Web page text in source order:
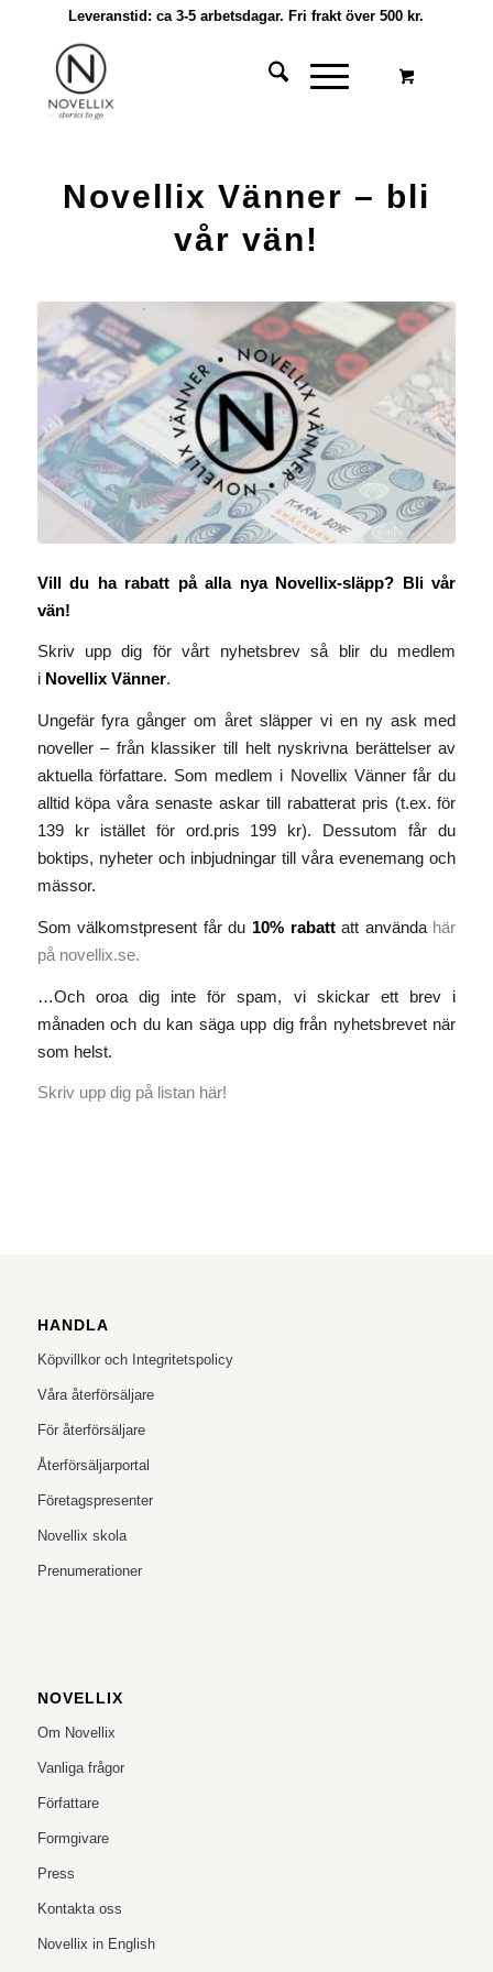
Leveranstid: ca 3-5 arbetsdagar. Fri frakt över 500 kr.
Novellix Vänner – bli
vår vän!
Vill du ha rabatt på alla nya Novellix-släpp? Bli vår
vän!
Skriv upp dig för vårt nyhetsbrev så blir du medlem
i Novellix Vänner.
Ungefär fyra gånger om året släpper vi en ny ask med
noveller – från klassiker till helt nyskrivna berättelser av
aktuella författare. Som medlem i Novellix Vänner får du
alltid köpa våra senaste askar till rabatterat pris (t.ex. för
139 kr istället för ord.pris 199 kr). Dessutom får du
boktips, nyheter och inbjudningar till våra evenemang och
mässor.
Som välkomstpresent får du 10% rabattatt använda här
på novellix.se.
…Och oroa dig inte för spam, vi skickar ett brev i
månaden och du kan säga upp dig från nyhetsbrevet när
som helst.
Skriv upp dig på listan här!
HANDLA
Köpvillkor och Integritetspolicy
Våra återförsäljare
För återförsäljare
Återförsäljarportal
Företagspresenter
Novellix skola
Prenumerationer
NOVELLIX
Om Novellix
Vanliga frågor
Författare
Formgivare
Press
Kontakta oss
Novellix in English